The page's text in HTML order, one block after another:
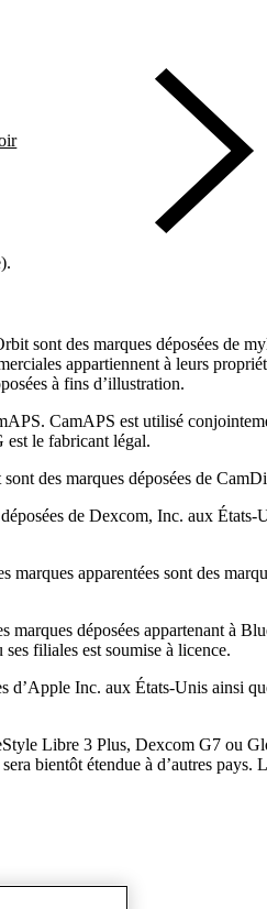
sont des marques déposées de
appartiennent à leurs
à fins d’illustration.
CamAPS est utilisé
le fabricant légal.
des marques déposées de
de Dexcom, Inc. aux États-
apparentées sont des
marques déposées appartenant à
filiales est soumise à licence.
d’Apple Inc. aux États-Unis ainsi
Libre 3 Plus, Dexcom G7 ou
bientôt étendue à d’autres pays.